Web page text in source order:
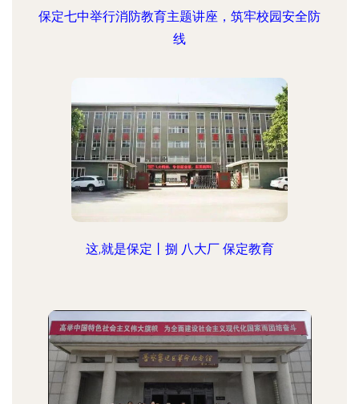
保定七中举行消防教育主题讲座，筑牢校园安全防
线
这,就是保定丨捌 八大厂 保定教育